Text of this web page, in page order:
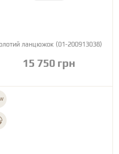
Золотий ланцюжок (01-200913038)
15 750 грн